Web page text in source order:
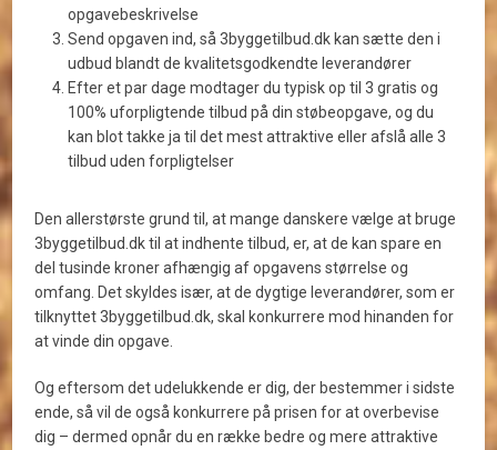
opgavebeskrivelse
Send opgaven ind, så 3byggetilbud.dk kan sætte den i
udbud blandt de kvalitetsgodkendte leverandører
Efter et par dage modtager du typisk op til 3 gratis og
100% uforpligtende tilbud på din støbeopgave, og du
kan blot takke ja til det mest attraktive eller afslå alle 3
tilbud uden forpligtelser
Den allerstørste grund til, at mange danskere vælge at bruge
3byggetilbud.dk til at indhente tilbud, er, at de kan spare en
del tusinde kroner afhængig af opgavens størrelse og
omfang. Det skyldes især, at de dygtige leverandører, som er
tilknyttet 3byggetilbud.dk, skal konkurrere mod hinanden for
at vinde din opgave.
Og eftersom det udelukkende er dig, der bestemmer i sidste
ende, så vil de også konkurrere på prisen for at overbevise
dig – dermed opnår du en række bedre og mere attraktive